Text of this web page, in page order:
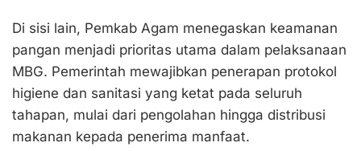
Di sisi lain, Pemkab Agam menegaskan keamanan
pangan menjadi prioritas utama dalam pelaksanaan
MBG. Pemerintah mewajibkan penerapan protokol
higiene dan sanitasi yang ketat pada seluruh
tahapan, mulai dari pengolahan hingga distribusi
makanan kepada penerima manfaat.